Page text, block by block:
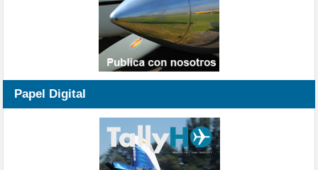
Papel Digital